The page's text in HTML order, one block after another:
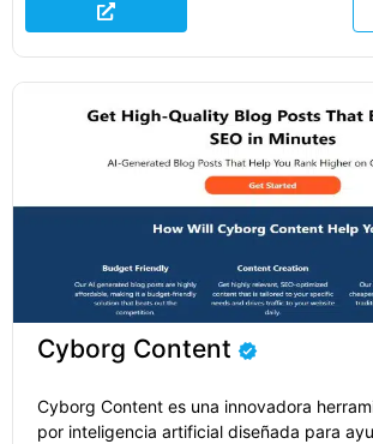
Cyborg Content
Cyborg Content es una innovadora
por inteligencia artificial diseñada para